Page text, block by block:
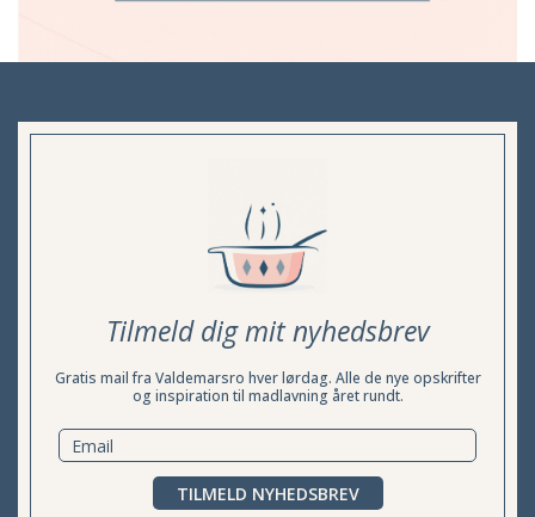
Tilmeld dig mit nyhedsbrev
Gratis mail fra Valdemarsro hver lørdag. Alle de nye opskrifter
og inspiration til madlavning året rundt.
TILMELD NYHEDSBREV